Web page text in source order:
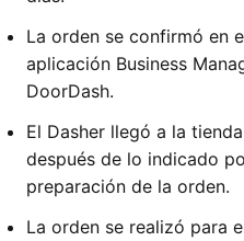
La orden se confirmó en
aplicación Business
DoorDash.
El Dasher llegó a la
después de lo indicado
preparación de la orden.
La orden se realizó para